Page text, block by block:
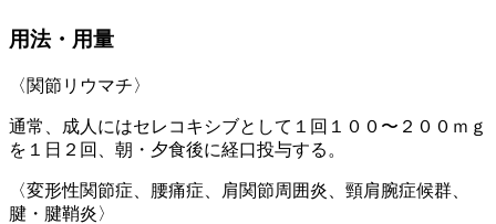
用法・用量
〈関節リウマチ〉
通常、成人にはセレコキシブとして１回１００〜２００ｍｇ
を１日２回、朝・夕食後に経口投与する。
〈変形性関節症、腰痛症、肩関節周囲炎、頸肩腕症候群、
腱・腱鞘炎〉